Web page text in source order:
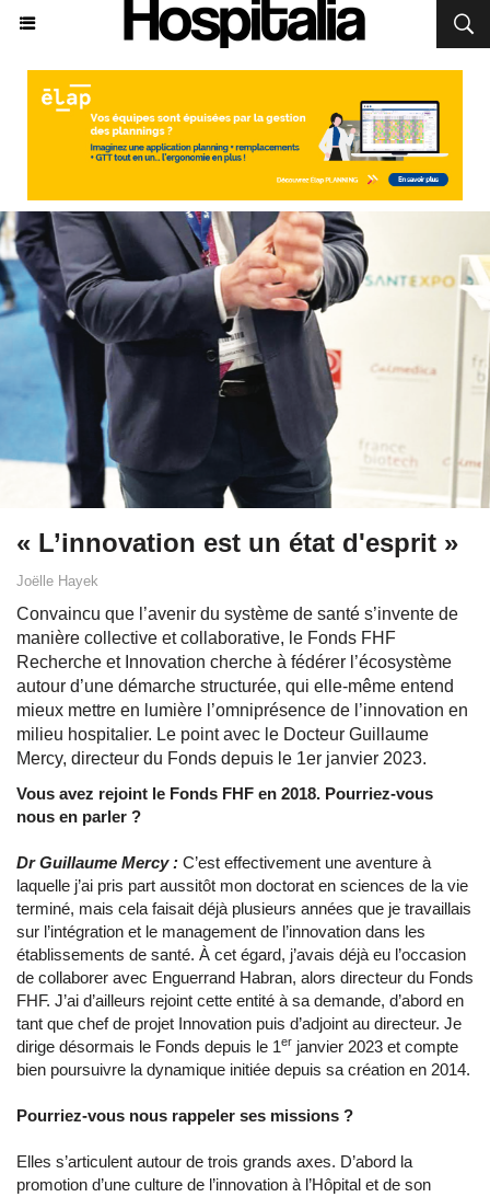
« L’innovation est un état d'esprit »
Joëlle Hayek
Convaincu que l’avenir du système de santé s’invente de
manière collective et collaborative, le Fonds FHF
Recherche et Innovation cherche à fédérer l’écosystème
autour d’une démarche structurée, qui elle-même entend
mieux mettre en lumière l’omniprésence de l’innovation en
milieu hospitalier. Le point avec le Docteur Guillaume
Mercy, directeur du Fonds depuis le 1er janvier 2023.
Vous avez rejoint le Fonds FHF en 2018. Pourriez-vous
nous en parler ?
Dr Guillaume Mercy : C’est effectivement une aventure à
laquelle j’ai pris part aussitôt mon doctorat en sciences de la vie
terminé, mais cela faisait déjà plusieurs années que je travaillais
sur l’intégration et le management de l’innovation dans les
établissements de santé. À cet égard, j’avais déjà eu l’occasion
de collaborer avec Enguerrand Habran, alors directeur du Fonds
FHF. J’ai d’ailleurs rejoint cette entité à sa demande, d’abord en
tant que chef de projet Innovation puis d’adjoint au directeur. Je
dirige désormais le Fonds depuis le 1er janvier 2023 et compte
bien poursuivre la dynamique initiée depuis sa création en 2014.
Pourriez-vous nous rappeler ses missions ?
Elles s’articulent autour de trois grands axes. D’abord la
promotion d’une culture de l’innovation à l’Hôpital et de son